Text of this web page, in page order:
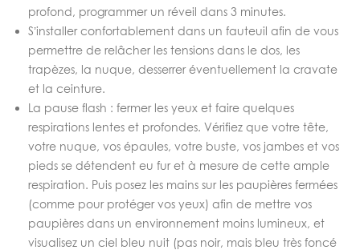
profond, programmer un réveil dans 3 minutes.
S’installer confortablement dans un fauteuil afin de vous
permettre de relâcher les tensions dans le dos, les
trapèzes, la nuque, desserrer éventuellement la cravate
et la ceinture.
La pause flash : fermer les yeux et faire quelques
respirations lentes et profondes. Vérifiez que votre tête,
votre nuque, vos épaules, votre buste, vos jambes et vos
pieds se détendent eu fur et à mesure de cette ample
respiration. Puis posez les mains sur les paupières fermées
(comme pour protéger vos yeux) afin de mettre vos
paupières dans un environnement moins lumineux, et
visualisez un ciel bleu nuit (pas noir, mais bleu très foncé